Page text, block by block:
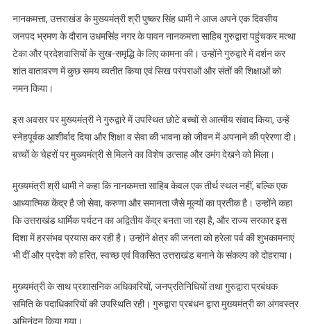
साहिब
गुरुद्वारे
मत्था,
बच्चों
आत्मीय
भेंट
आस्था
सामाजिक
दिया
नानकमत्ता, उत्तराखंड के मुख्यमंत्री श्री पुष्कर सिंह धामी ने आज अपने एक दिवसीय
जनपद भ्रमण के दौरान उधमसिंह नगर के पावन नानकमत्ता साहिब गुरुद्वारा पहुंचकर मत्था
टेका और प्रदेशवासियों के सुख-समृद्धि के लिए कामना की। उन्होंने गुरुद्वारे में दर्शन कर
शांत वातावरण में कुछ समय व्यतीत किया एवं सिख परंपराओं और संतों की शिक्षाओं को
नमन किया।
इस अवसर पर मुख्यमंत्री ने गुरुद्वारे में उपस्थित छोटे बच्चों से आत्मीय संवाद किया, उन्हें
स्नेहपूर्वक आशीर्वाद दिया और शिक्षा व सेवा की भावना को जीवन में अपनाने की प्रेरणा दी।
बच्चों के चेहरों पर मुख्यमंत्री से मिलने का विशेष उत्साह और उमंग देखने को मिला।
मुख्यमंत्री श्री धामी ने कहा कि नानकमत्ता साहिब केवल एक तीर्थ स्थल नहीं, बल्कि एक
आध्यात्मिक केंद्र है जो सेवा, करुणा और समानता जैसे मूल्यों का प्रतीक है। उन्होंने कहा
कि उत्तराखंड धार्मिक पर्यटन का अद्वितीय केंद्र बनता जा रहा है, और राज्य सरकार इस
दिशा में हरसंभव प्रयास कर रही है। उन्होंने क्षेत्र की जनता को हरेला पर्व की शुभकामनाएं
भी दीं और प्रदेश को हरित, स्वच्छ एवं विकसित उत्तराखंड बनाने के संकल्प को दोहराया।
मुख्यमंत्री के साथ प्रशासनिक अधिकारियों, जनप्रतिनिधियों तथा गुरुद्वारा प्रबंधक
समिति के पदाधिकारियों की उपस्थिति रही। गुरुद्वारा प्रबंधन द्वारा मुख्यमंत्री का अंगवस्त्र
अभिनंदन किया गया।